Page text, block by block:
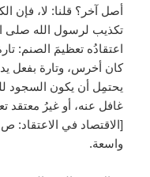
أصل آخر؟ قلنا: لا، فإن
تكذيب لرسول الله صلى
اعتقادُه تعظيمَ الصنم:
كان أخرس، وتارة بفعل
يحتمِل أن يكون السجود
غافل عنه، أو غيرُ معتقد
واسعة.